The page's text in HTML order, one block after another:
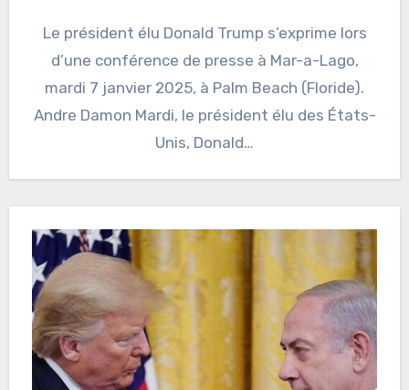
Le président élu Donald Trump s’exprime lors
d’une conférence de presse à Mar-a-Lago,
mardi 7 janvier 2025, à Palm Beach (Floride).
Andre Damon Mardi, le président élu des États-
Unis, Donald…